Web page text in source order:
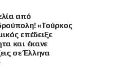
από
«Τούρκος
επέδειξε
και έκανε
σε Έλληνα